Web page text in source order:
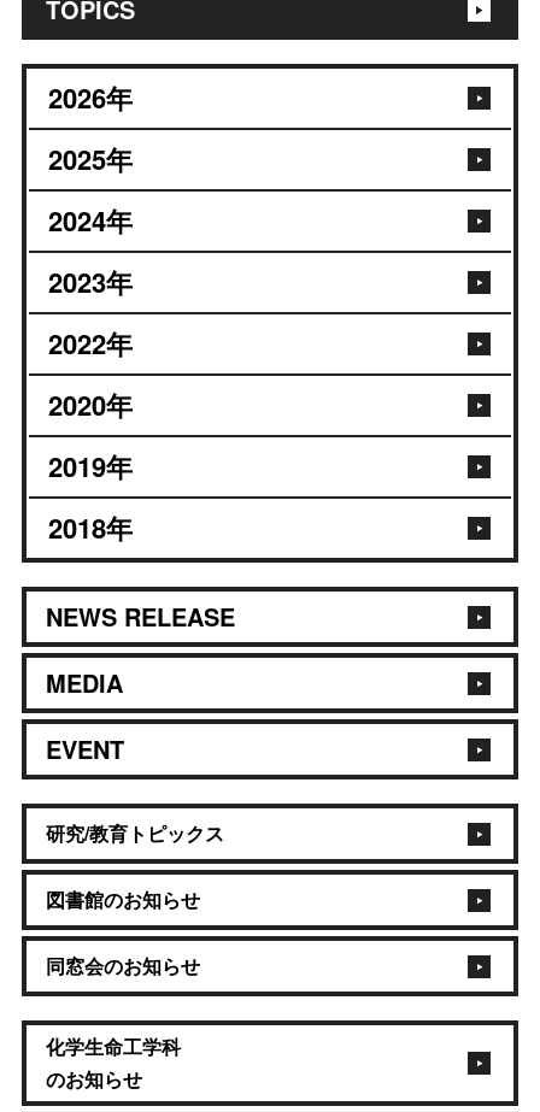
TOPICS
2026年
2025年
2024年
2023年
2022年
2020年
2019年
2018年
NEWS RELEASE
MEDIA
EVENT
研究/教育トピックス
図書館のお知らせ
同窓会のお知らせ
化学生命工学科
のお知らせ